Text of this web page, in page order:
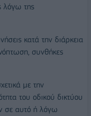
λόγω της
κατά την διάρκεια
συνθήκες
με την
του οδικού δικτύου
σε αυτό ή λόγω